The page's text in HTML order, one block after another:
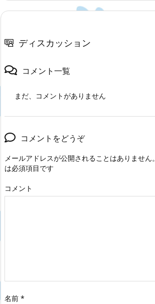
ディスカッション
コメント一覧
まだ、コメントがありません
コメントをどうぞ
メールアドレスが公開されることはありません。
は必須項目です
コメント
名前 *